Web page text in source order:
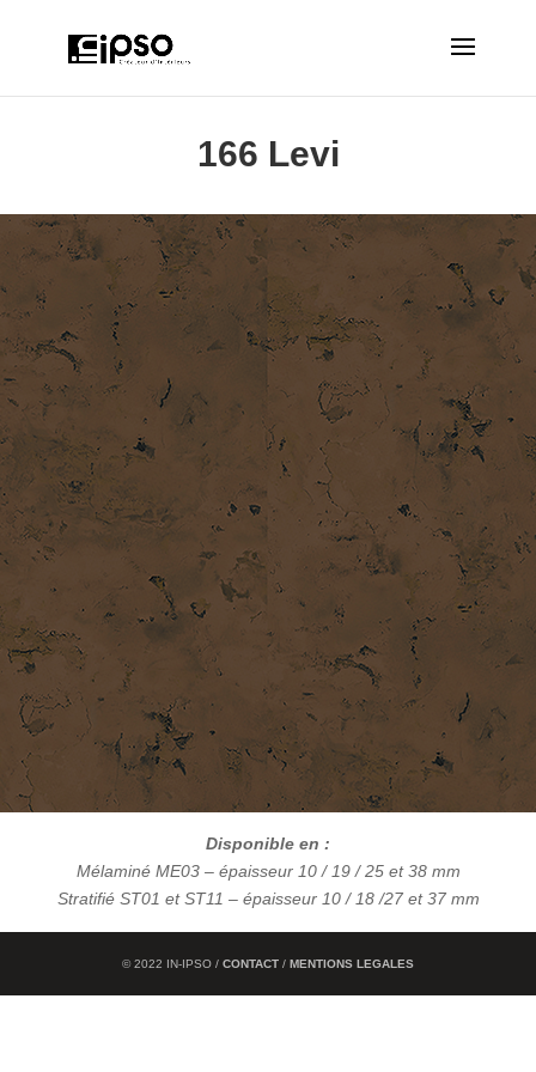
166 Levi
Disponible en :
Mélaminé ME03 – épaisseur 10 / 19 / 25 et 38 mm
Stratifié ST01 et ST11 – épaisseur 10 / 18 /27 et 37 mm
© 2022 IN-IPSO / CONTACT / MENTIONS LEGALES